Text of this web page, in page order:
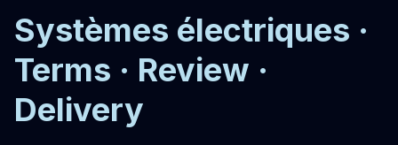
Systèmes électriques ·
Terms · Review ·
Delivery